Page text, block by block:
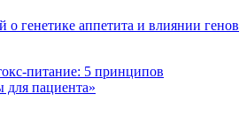
о генетике аппетита и влиянии генов